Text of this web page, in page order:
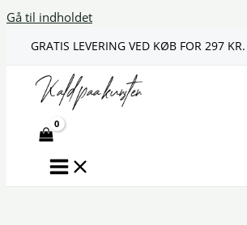
Gå til indholdet
GRATIS LEVERING VED KØB FOR 297 KR.